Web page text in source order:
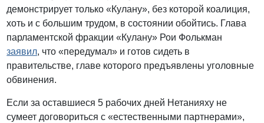
демонстрирует только «Кулану», без которой коалиция,
хоть и с большим трудом, в состоянии обойтись. Глава
парламентской фракции «Кулану» Рои Фолькман
заявил, что «передумал» и готов сидеть в
правительстве, главе которого предъявлены уголовные
обвинения.
Если за оставшиеся 5 рабочих дней Нетанияху не
сумеет договориться с «естественными партнерами»,